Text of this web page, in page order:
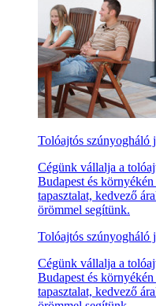
Tolóajtós szúnyogháló
Cégünk vállalja a
Budapest és
tapasztalat, kedvező
örömmel segítünk.
Tolóajtós szúnyogháló
Cégünk vállalja a
Budapest és
tapasztalat, kedvező